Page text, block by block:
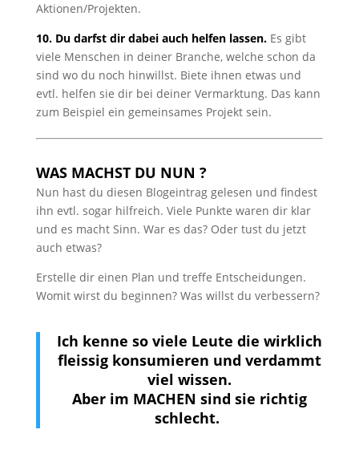
Aktionen/Projekten.
10. Du darfst dir dabei auch helfen lassen.Es gibt
viele Menschen in deiner Branche, welche schon da
sind wo du noch hinwillst. Biete ihnen etwas und
evtl. helfen sie dir bei deiner Vermarktung. Das kann
zum Beispiel ein gemeinsames Projekt sein.
WAS MACHST DU NUN ?
Nun hast du diesen Blogeintrag gelesen und findest
ihn evtl. sogar hilfreich. Viele Punkte waren dir klar
und es macht Sinn. War es das? Oder tust du jetzt
auch etwas?
Erstelle dir einen Plan und treffe Entscheidungen.
Womit wirst du beginnen? Was willst du verbessern?
Ich kenne so viele Leute die wirklich
fleissig konsumieren und verdammt
viel wissen.
Aber im MACHEN sind sie richtig
schlecht.